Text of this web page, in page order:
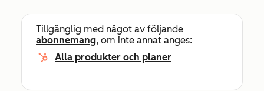
Tillgänglig med något av följande
abonnemang, om inte annat anges:
Alla produkter och planer